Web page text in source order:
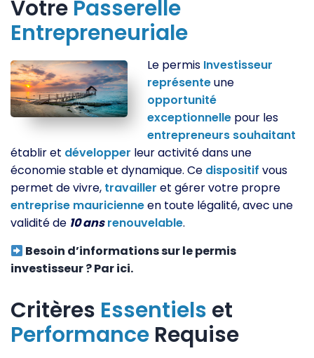
Votre Passerelle
Entrepreneuriale
Le permis Investisseur
représenteune
opportunité
exceptionnelle pour les
entrepreneurs souhaitant
établir et développer leur activité dans une
économie stable et dynamique. Ce dispositif vous
permet de vivre, travailler et gérer votre propre
entreprise mauricienneen toute légalité, avec une
validité de 10 ans renouvelable.
Besoin d’informations sur le permis
investisseur ? Par ici.
Critères Essentiels et
Performance Requise